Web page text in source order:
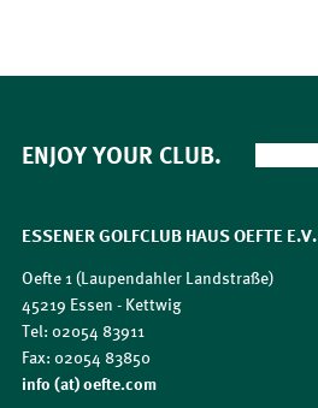
ENJOY YOUR CLUB.
ESSENER GOLFCLUB HAUS OEFTE E.V.
Oefte 1 (Laupendahler Landstraße)
45219 Essen - Kettwig
Tel: 02054 83911
Fax: 02054 83850
​​​​​​​info (at) oefte.com